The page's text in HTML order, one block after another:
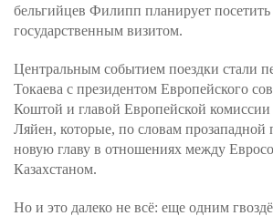
бельгийцев Филипп планирует посетить
государственным визитом.
Центральным событием поездки стали
Токаева с президентом Европейского
Коштой и главой Европейской
Ляйен, которые, по словам прозападной
новую главу в отношениях между
Казахстаном.
Но и это далеко не всё: еще одним